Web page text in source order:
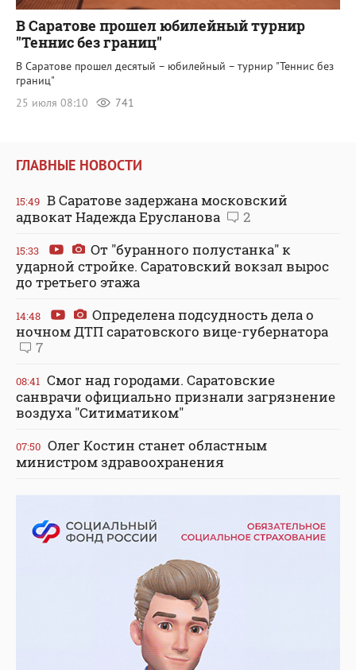
В Саратове прошел юбилейный турнир
"Теннис без границ"
В Саратове прошел десятый – юбилейный – турнир "Теннис без
границ"
25 июля 08:10
741
ГЛАВНЫЕ НОВОСТИ
15:49 В Саратове задержана московский
адвокат Надежда Ерусланова
2
15:33
От "буранного полустанка" к
ударной стройке. Саратовский вокзал вырос
до третьего этажа
14:48
Определена подсудность дела о
ночном ДТП саратовского вице-губернатора
7
08:41 Смог над городами. Саратовские
санврачи официально признали загрязнение
воздуха "Ситиматиком"
07:50 Олег Костин станет областным
министром здравоохранения